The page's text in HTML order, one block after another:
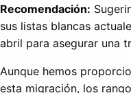
Recomendación:
sus listas blancas
abril para asegurar una
Aunque hemos
esta migración, los